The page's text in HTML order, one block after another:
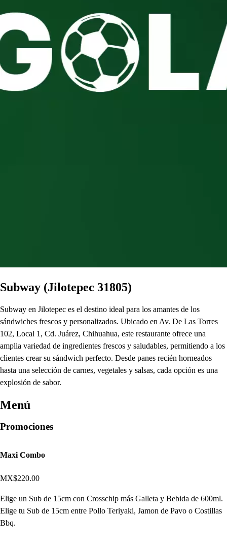
Subway (Jilotepec 31805)
Subway en Jilotepec es el destino ideal para los amantes de los
sándwiches frescos y personalizados. Ubicado en Av. De Las Torres
102, Local 1, Cd. Juárez, Chihuahua, este restaurante ofrece una
amplia variedad de ingredientes frescos y saludables, permitiendo a los
clientes crear su sándwich perfecto. Desde panes recién horneados
hasta una selección de carnes, vegetales y salsas, cada opción es una
explosión de sabor.
Menú
Promociones
Maxi Combo
MX$220.00
Elige un Sub de 15cm con Crosschip más Galleta y Bebida de 600ml.
Elige tu Sub de 15cm entre Pollo Teriyaki, Jamon de Pavo o Costillas
Bbq.